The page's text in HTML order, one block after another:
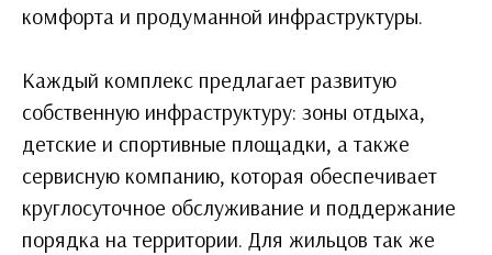
комфорта и продуманной инфраструктуры.
Каждый комплекс предлагает развитую
собственную инфраструктуру: зоны отдыха,
детские и спортивные площадки, а также
сервисную компанию, которая обеспечивает
круглосуточное обслуживание и поддержание
порядка на территории. Для жильцов так же